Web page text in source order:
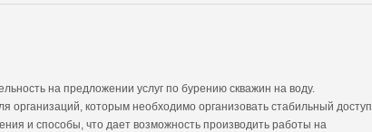
на предложении услуг по бурению скважин на воду.
организаций, которым необходимо организовать стабильный доступ
и способы, что дает возможность производить работы на